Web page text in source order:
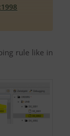
rule like in